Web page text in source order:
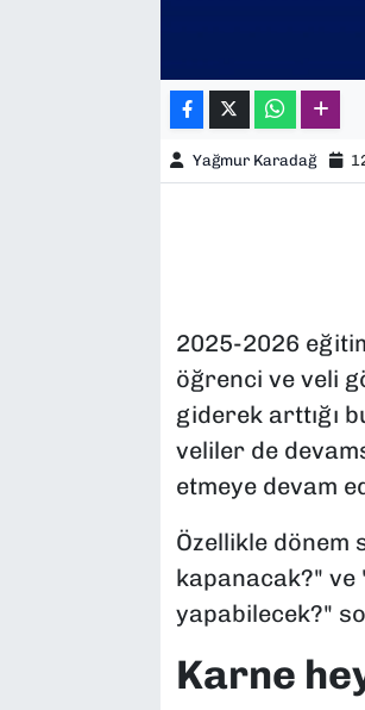
Yağmur Karadağ
2025-2026
öğrenci ve veli
giderek arttığı
veliler de
etmeye devam
Özellikle dönem
kapanacak?"
yapabilecek?"
Karne